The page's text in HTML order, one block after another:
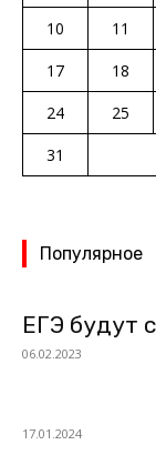
10
11
17
18
24
25
31
Популярное
ЕГЭ будут
06.02.2023
17.01.2024